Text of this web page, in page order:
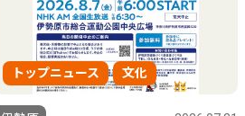
トップニュース 文化